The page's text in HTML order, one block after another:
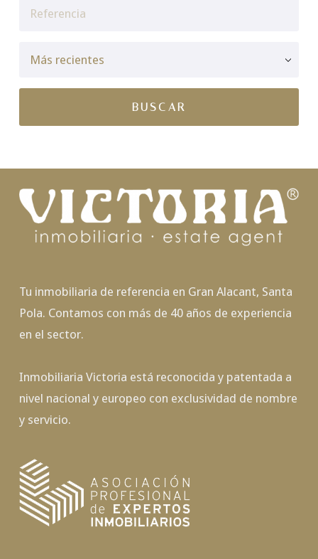
Tu inmobiliaria de referencia en Gran Alacant, Santa
Pola. Contamos con más de 40 años de experiencia
en el sector.
Inmobiliaria Victoria está reconocida y patentada a
nivel nacional y europeo con exclusividad de nombre
y servicio.